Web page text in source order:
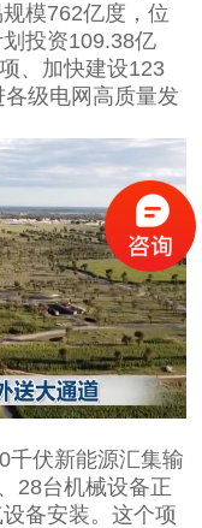
模762亿度，位
投资109.38亿
、加快建设123
级电网高质量发
千伏新能源汇集输
28台机械设备正
备安装。这个项